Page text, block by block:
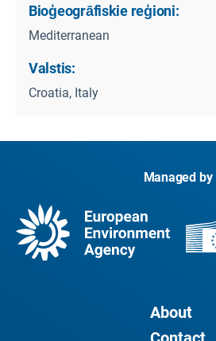
Bioģeogrāfiskie reģioni:
Mediterranean
Valstis:
Croatia, Italy
Managed by
About